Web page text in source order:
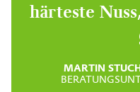
härteste
MARTIN